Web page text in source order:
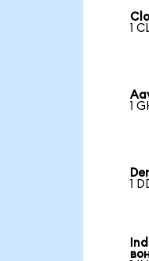
1
1
1